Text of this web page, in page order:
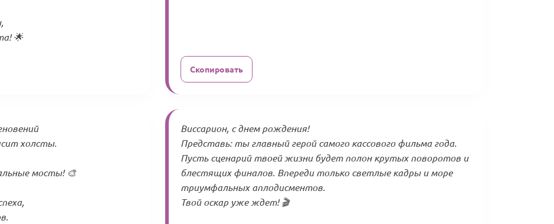
🌟
Скопировать
холсты.
мосты! 🎨
Виссарион, с днем рождения!
Представь: ты главный герой самого кассового фильма года.
Пусть сценарий твоей жизни будет полон крутых поворотов и
блестящих финалов. Впереди только светлые кадры и море
триумфальных аплодисментов.
Твой оскар уже ждет! 🎬